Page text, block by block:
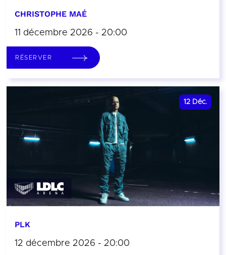
CHRISTOPHE MAÉ
11 décembre 2026 - 20:00
RÉSERVER
12 Déc.
PLK
12 décembre 2026 - 20:00